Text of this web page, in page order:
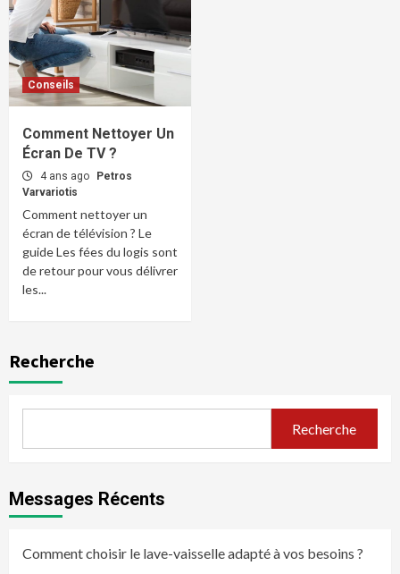
Conseils
Comment Nettoyer Un
Écran De TV ?
4 ans ago
Petros
Varvariotis
Comment nettoyer un
écran de télévision ? Le
guide Les fées du logis sont
de retour pour vous délivrer
les...
Recherche
Recherche
Messages Récents
Comment choisir le lave-vaisselle adapté à vos besoins ?